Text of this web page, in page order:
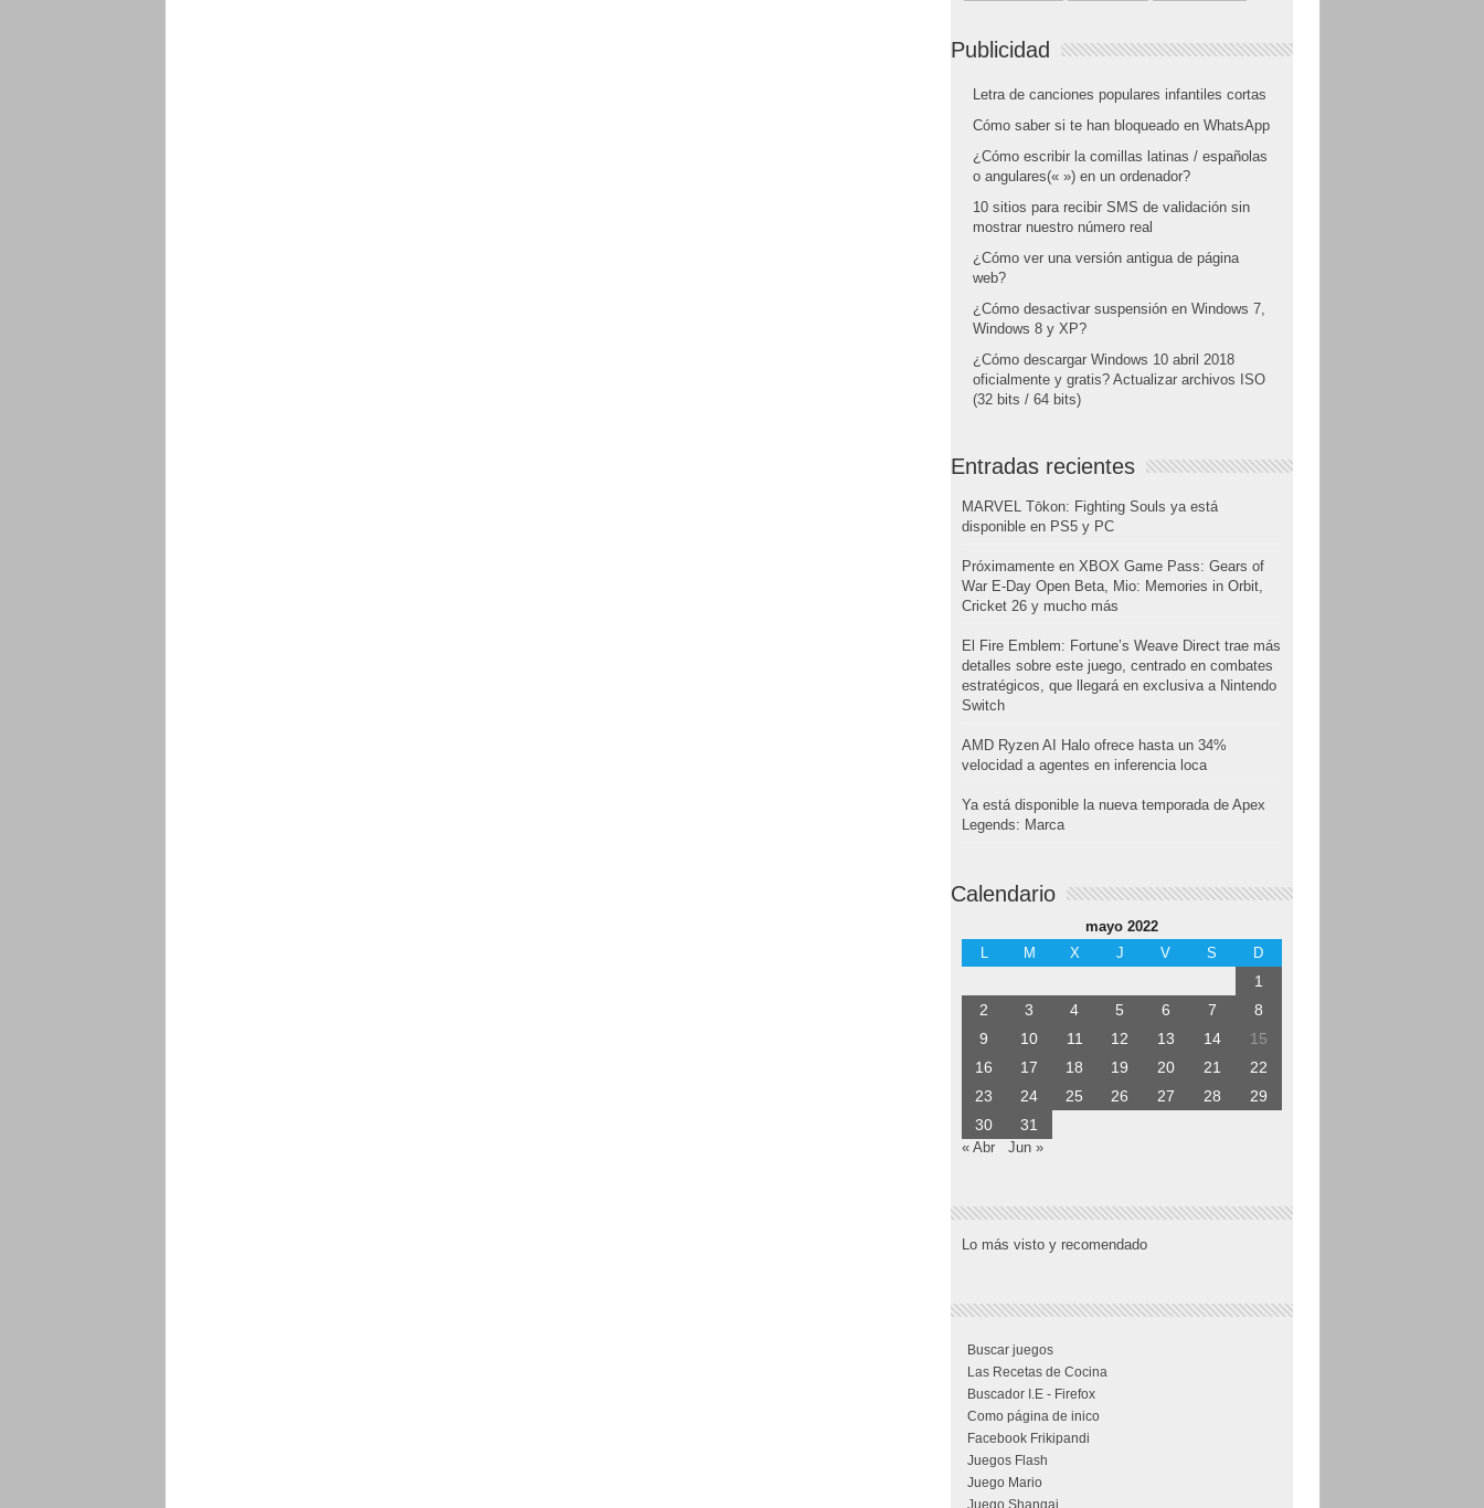
Publicidad
Letra de canciones populares infantiles cortas
Cómo saber si te han bloqueado en WhatsApp
¿Cómo escribir la comillas latinas / españolas
o angulares(« ») en un ordenador?
10 sitios para recibir SMS de validación sin
mostrar nuestro número real
¿Cómo ver una versión antigua de página
web?
¿Cómo desactivar suspensión en Windows 7,
Windows 8 y XP?
¿Cómo descargar Windows 10 abril 2018
oficialmente y gratis? Actualizar archivos ISO
(32 bits / 64 bits)
Entradas recientes
MARVEL Tōkon: Fighting Souls ya está
disponible en PS5 y PC
Próximamente en XBOX Game Pass: Gears of
War E-Day Open Beta, Mio: Memories in Orbit,
Cricket 26 y mucho más
El Fire Emblem: Fortune’s Weave Direct trae más
detalles sobre este juego, centrado en combates
estratégicos, que llegará en exclusiva a Nintendo
Switch
AMD Ryzen AI Halo ofrece hasta un 34%
velocidad a agentes en inferencia loca
Ya está disponible la nueva temporada de Apex
Legends: Marca
Calendario
mayo 2022
L
M X J V S D
1
2
3 4 5 6 7
8
9
10 11 12 13 14
15
16
17 18 19 20 21
22
23
24 25 26 27 28
29
30
31
« Abr Jun »
Lo más visto y recomendado
Buscar juegos
Las Recetas de Cocina
Buscador I.E - Firefox
Como página de inico
Facebook Frikipandi
Juegos Flash
Juego Mario
Juego Shangai